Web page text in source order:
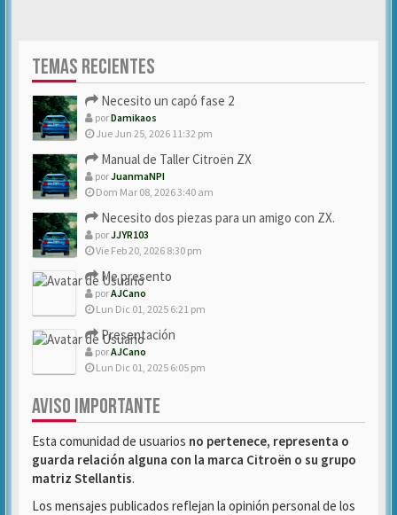
TEMAS RECIENTES
Necesito un capó fase 2
porDamikaos
Jue Jun 25, 2026 11:32 pm
Manual de Taller Citroën ZX
porJuanmaNPI
Dom Mar 08, 2026 3:40 am
Necesito dos piezas para un amigo con ZX.
porJJYR103
Vie Feb 20, 2026 8:30 pm
Me presento
porAJCano
Lun Dic 01, 2025 6:21 pm
Presentación
porAJCano
Lun Dic 01, 2025 6:05 pm
AVISO IMPORTANTE
Esta comunidad de usuarios no pertenece, representa o
guarda relación alguna con la marca Citroën o su grupo
matriz Stellantis.
Los mensajes publicados reflejan la opinión personal de los